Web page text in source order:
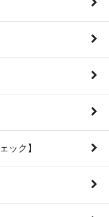
ック】